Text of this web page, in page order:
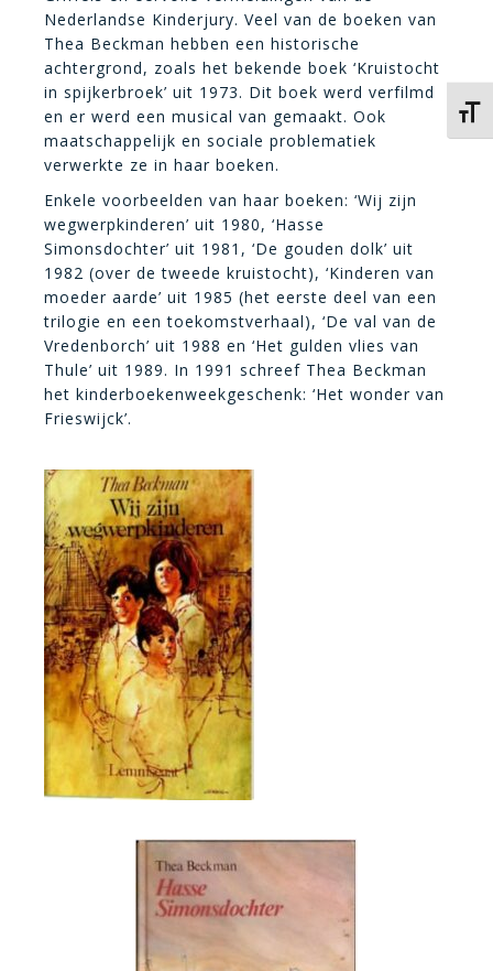
Nederlandse Kinderjury. Veel van de boeken van
Thea Beckman hebben een historische
achtergrond, zoals het bekende boek ‘Kruistocht
in spijkerbroek’ uit 1973. Dit boek werd verfilmd
en er werd een musical van gemaakt. Ook
maatschappelijk en sociale problematiek
verwerkte ze in haar boeken.
Enkele voorbeelden van haar boeken: ‘Wij zijn
wegwerpkinderen’ uit 1980, ‘Hasse
Simonsdochter’ uit 1981, ‘De gouden dolk’ uit
1982 (over de tweede kruistocht), ‘Kinderen van
moeder aarde’ uit 1985 (het eerste deel van een
trilogie en een toekomstverhaal), ‘De val van de
Vredenborch’ uit 1988 en ‘Het gulden vlies van
Thule’ uit 1989. In 1991 schreef Thea Beckman
het kinderboekenweekgeschenk: ‘Het wonder van
Frieswijck’.